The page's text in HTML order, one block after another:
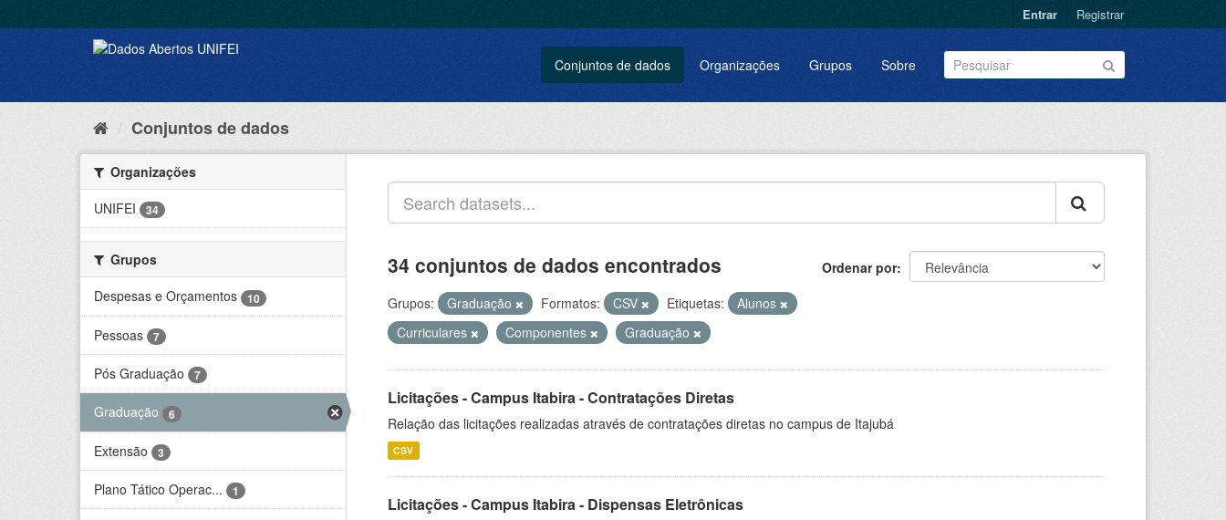
Entrar Registrar
Conjuntos de dados Organizações Grupos Sobre
Conjuntos de dados
Organizações
UNIFEI
34
Grupos
Despesas e Orçamentos
10
Pessoas 7
Pós Graduação 7
Graduação 6
Extensão 3
Plano Tático Operac... 1
Ordenar por
34 conjuntos de dados encontrados
Grupos: Graduação Formatos: CSV Etiquetas:
Alunos
Curriculares
Componentes Graduação
Licitações - Campus Itabira - Contratações Diretas
Relação das licitações realizadas através de contratações diretas no campus de Itajubá
CSV
Licitações - Campus Itabira - Dispensas Eletrônicas